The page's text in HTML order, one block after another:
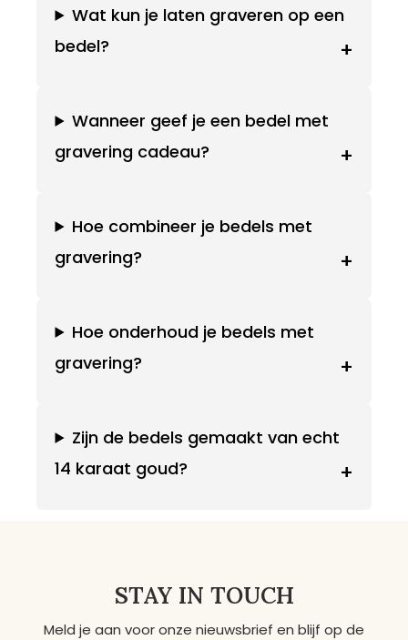
Wat kun je laten graveren op een
bedel?
+
Wanneer geef je een bedel met
gravering cadeau?
+
Hoe combineer je bedels met
gravering?
+
Hoe onderhoud je bedels met
gravering?
+
Zijn de bedels gemaakt van echt
14 karaat goud?
+
STAY IN TOUCH
Meld je aan voor onze nieuwsbrief en blijf op de